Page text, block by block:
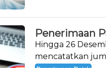
Penerimaan
Hingga 26
mencatatkan